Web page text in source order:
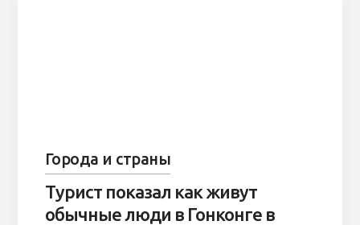
Города и страны
Турист показал как живут
обычные люди в Гонконге в